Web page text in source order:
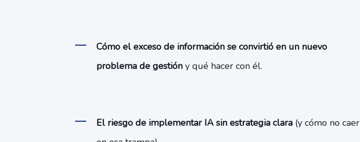
Cómo el exceso de información se convirtió en un nuevo
problema de gestióny qué hacer con él.
El riesgo de implementar IA sin estrategia clara(y cómo no caer